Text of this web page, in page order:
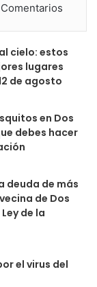
Comentarios
cielo: estos
lugares
de agosto
en Dos
debes hacer
deuda de más
de Dos
de la
el virus del